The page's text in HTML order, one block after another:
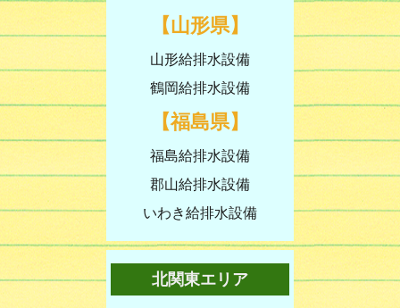
【山形県】
山形給排水設備
鶴岡給排水設備
【福島県】
福島給排水設備
郡山給排水設備
いわき給排水設備
北関東エリア